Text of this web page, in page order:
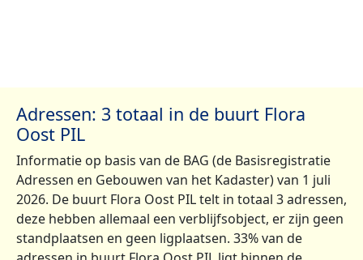
Adressen: 3 totaal in de buurt Flora
Oost PIL
Informatie op basis van de BAG (de Basisregistratie
Adressen en Gebouwen van het Kadaster) van 1 juli
2026. De buurt Flora Oost PIL telt in totaal 3 adressen,
deze hebben allemaal een verblijfsobject, er zijn geen
standplaatsen en geen ligplaatsen. 33% van de